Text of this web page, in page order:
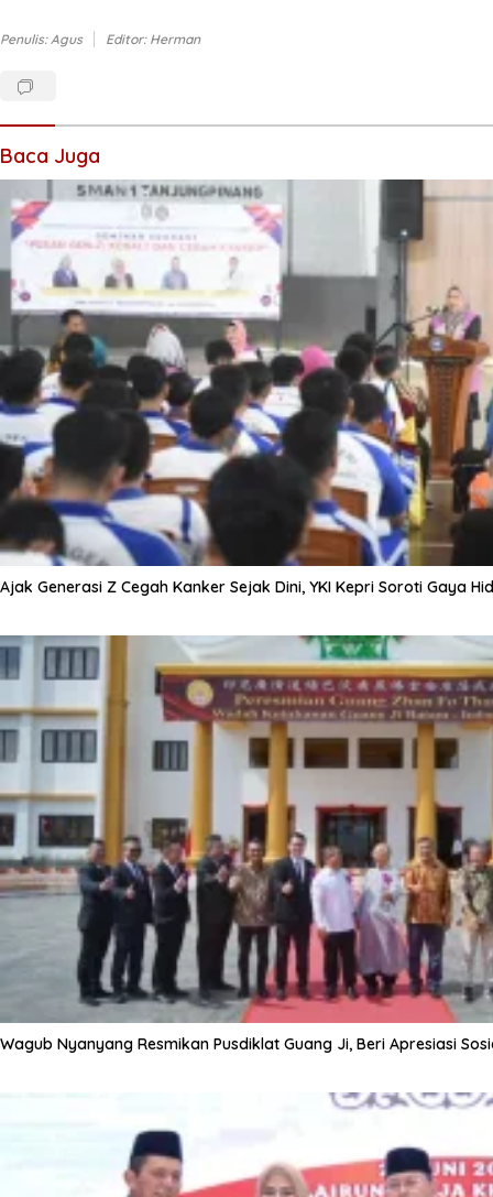
Penulis: Agus Editor: Herman
Baca Juga
Ajak Generasi Z Cegah Kanker Sejak Dini, YKI Kepri Soroti Gaya
Wagub Nyanyang Resmikan Pusdiklat Guang Ji, Beri Apresiasi